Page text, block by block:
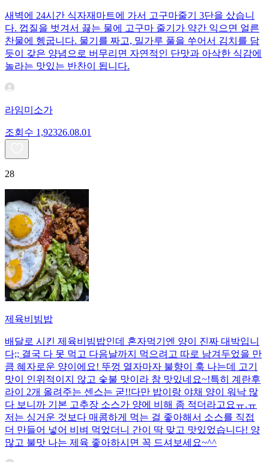
새벽에 24시간 식자재마트에 가서 고구마줄기 3단을 샀습니
다. 껍질을 벗겨서 끓는 물에 고구마 줄기가 약간 익으면 얼른
찬물에 헹굽니다. 물기를 짜고, 밀가루 풀을 쑤어서 김치를 담
듯이 갖은 양념으로 버무리면 자연적인 단맛과 아삭한 식감에
놀라는 맛있는 반찬이 됩니다.
라임미소가
조회수 1,92326.08.01
28
제육비빔밥
배달로 시킨 제육비빔밥인데 혼자먹기엔 양이 진짜 대박입니
다;; 결국 다 못 먹고 다음날까지 먹으려고 따로 남겨두었을 만
큼 혜자로운 양이에요! 뚜껑 열자마자 불향이 훅 나는데 고기
맛이 인위적이지 않고 숯불 맛이라 참 맛있네요~!특히 계란후
라이 2개 올려주는 센스는 굳!! ​다만 밥이랑 야채 양이 워낙 많
다 보니까 기본 고추장 소스가 양에 비해 좀 적더라고요ㅠ.ㅠ
저는 싱거운 것보다 매콤하게 먹는 걸 좋아해서 소스를 직접
더 만들어 넣어 비벼 먹었더니 간이 딱 맞고 맛있었습니다! 양
많고 불맛 나는 제육 좋아하시면 꼭 드셔보세요~^^